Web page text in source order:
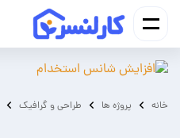
خانه پروژه ها طراحی و گرافیک